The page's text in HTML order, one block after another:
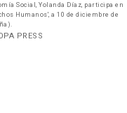
Social, Yolanda Díaz, participa en
Humanos', a 10 de diciembre de
PRESS